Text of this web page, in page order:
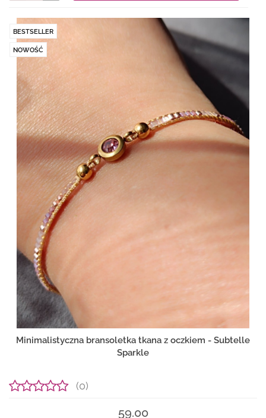
BESTSELLER
NOWOŚĆ
Minimalistyczna bransoletka tkana z oczkiem - Subtelle
Sparkle
(0)
59.00